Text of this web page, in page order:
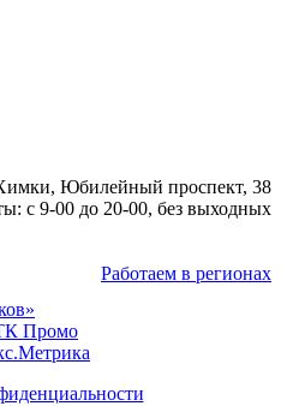
Юбилейный проспект, 38
с 9-00 до 20-00, без выходных
Работаем в регионах
Промо